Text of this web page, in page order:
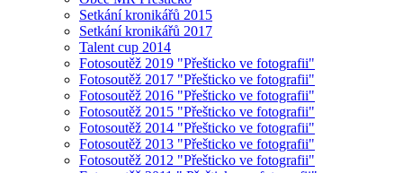
Setkání kronikářů 2015
Setkání kronikářů 2017
Talent cup 2014
Fotosoutěž 2019 "Přešticko ve fotografii"
Fotosoutěž 2017 "Přešticko ve fotografii"
Fotosoutěž 2016 "Přešticko ve fotografii"
Fotosoutěž 2015 "Přešticko ve fotografii"
Fotosoutěž 2014 "Přešticko ve fotografii"
Fotosoutěž 2013 "Přešticko ve fotografii"
Fotosoutěž 2012 "Přešticko ve fotografii"